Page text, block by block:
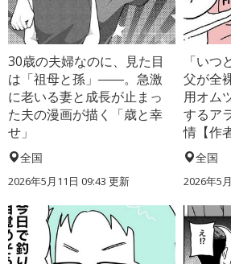
30歳の夫婦なのに、見た目
は「祖母と孫」――。急激
に老いる妻と成長が止まっ
た夫の漫画が描く「歳と幸
せ」
全国
2026年5月11日 09:43 更新
「い
父が全
用オム
するア
情【作
全国
2026年5